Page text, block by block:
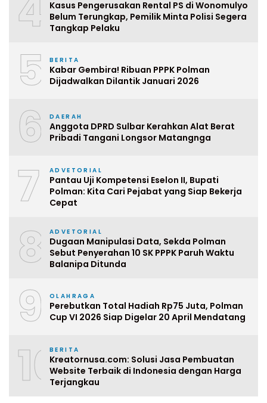
Kasus Pengerusakan Rental PS di Wonomulyo
Belum Terungkap, Pemilik Minta Polisi Segera
Tangkap Pelaku
5 BERITA
Kabar Gembira! Ribuan PPPK Polman
Dijadwalkan Dilantik Januari 2026
6 DAERAH
Anggota DPRD Sulbar Kerahkan Alat Berat
Pribadi Tangani Longsor Matangnga
7 ADVETORIAL
Pantau Uji Kompetensi Eselon II, Bupati
Polman: Kita Cari Pejabat yang Siap Bekerja
Cepat
8 ADVETORIAL
Dugaan Manipulasi Data, Sekda Polman
Sebut Penyerahan 10 SK PPPK Paruh Waktu
Balanipa Ditunda
9 OLAHRAGA
Perebutkan Total Hadiah Rp75 Juta, Polman
Cup VI 2026 Siap Digelar 20 April Mendatang
10BERITA
Kreatornusa.com: Solusi Jasa Pembuatan
Website Terbaik di Indonesia dengan Harga
Terjangkau